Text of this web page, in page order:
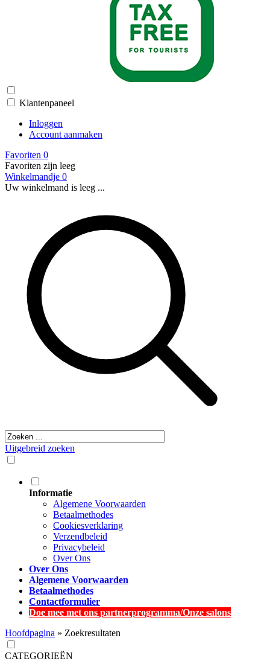
Klantenpaneel
Inloggen
Account aanmaken
Favoriten 0
Favoriten zijn leeg
Winkelmandje 0
Uw winkelmand is leeg ...
Uitgebreid zoeken
Informatie
Algemene Voorwaarden
Betaalmethodes
Cookiesverklaring
Verzendbeleid
Privacybeleid
Over Ons
Over Ons
Algemene Voorwaarden
Betaalmethodes
Contactformulier
Doe mee met ons partnerprogramma/Onze salons
Hoofdpagina » Zoekresultaten
CATEGORIEËN